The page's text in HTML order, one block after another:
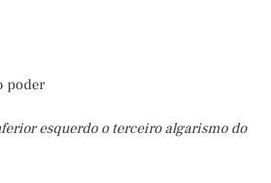
poder
esquerdo o terceiro algarismo do